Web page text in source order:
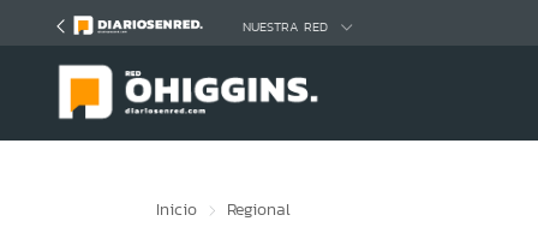
NUESTRA RED
Inicio Regional